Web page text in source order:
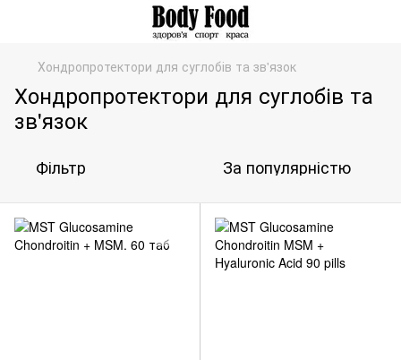
Хондропротектори для суглобів та зв'язок
Хондропротектори для суглобів та
зв'язок
Фільтр За популярністю